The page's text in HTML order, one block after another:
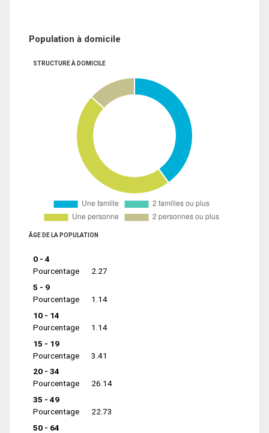
Population à domicile
STRUCTURE À DOMICILE
ÂGE DE LA POPULATION
0 - 4
Pourcentage
2.27
5 - 9
Pourcentage
1.14
10 - 14
Pourcentage
1.14
15 - 19
Pourcentage
3.41
20 - 34
Pourcentage
26.14
35 - 49
Pourcentage
22.73
50 - 64